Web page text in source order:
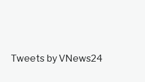
Tweets by VNews24